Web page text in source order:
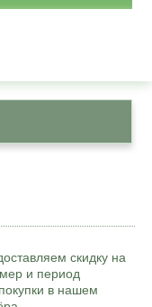
скидку на
и период
в нашем